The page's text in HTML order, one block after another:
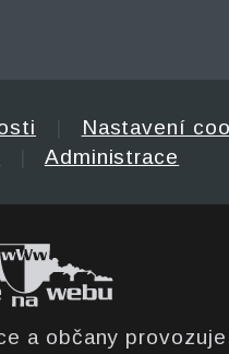
Nastavení
Administrace
a občany